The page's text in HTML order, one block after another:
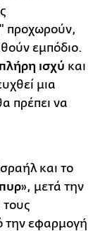
προχωρούν,
εμπόδιο.
ισχύ και
μια
πρέπει να
και το
», μετά την
την εφαρμογή